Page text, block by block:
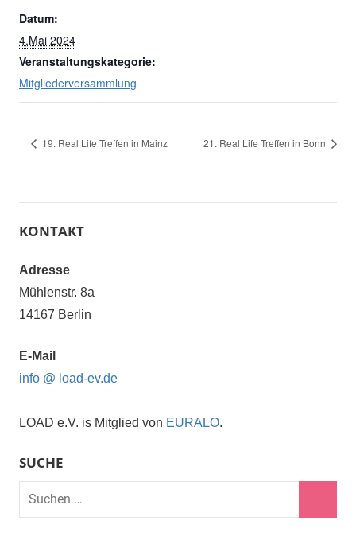
Datum:
4.Mai 2024
Veranstaltungskategorie:
Mitgliederversammlung
19. Real Life Treffen in Mainz 21. Real Life Treffen in Bonn
KONTAKT
Adresse
Mühlenstr. 8a
14167 Berlin
E-Mail
info @ load-ev.de
LOAD e.V. is Mitglied von EURALO.
SUCHE
Suchen
nach: